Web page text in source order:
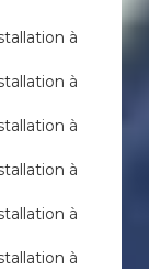
à
à
à
à
à
à